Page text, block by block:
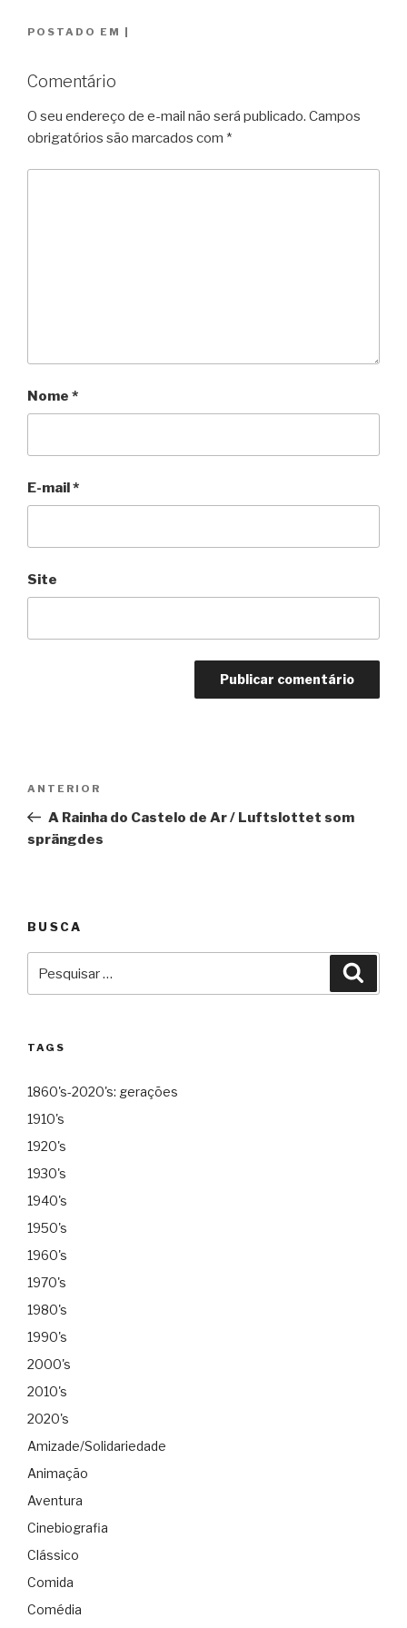
POSTADO EM
Comentário
O seu endereço de e-mail não será publicado. Campos
obrigatórios são marcados com *
Nome *
E-mail*
Site
Post
Anterior
ANTERIOR
A Rainha do Castelo de Ar / Luftslottet som
sprängdes
BUSCA
por:
TAGS
1860's-2020's: gerações
1910's
1920's
1930's
1940's
1950's
1960's
1970's
1980's
1990's
2000's
2010's
2020's
Amizade/Solidariedade
Animação
Aventura
Cinebiografia
Clássico
Comida
Comédia